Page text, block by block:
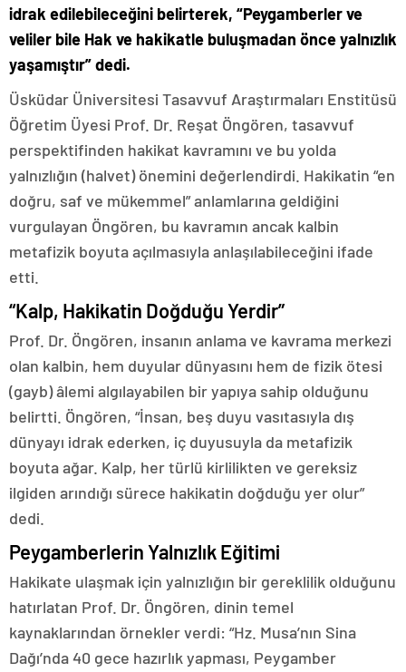
idrak edilebileceğini belirterek, “Peygamberler ve
veliler bile Hak ve hakikatle buluşmadan önce yalnızlık
yaşamıştır” dedi.
Üsküdar Üniversitesi Tasavvuf Araştırmaları Enstitüsü
Öğretim Üyesi Prof. Dr. Reşat Öngören, tasavvuf
perspektifinden hakikat kavramını ve bu yolda
yalnızlığın (halvet) önemini değerlendirdi. Hakikatin “en
doğru, saf ve mükemmel” anlamlarına geldiğini
vurgulayan Öngören, bu kavramın ancak kalbin
metafizik boyuta açılmasıyla anlaşılabileceğini ifade
etti.
“Kalp, Hakikatin Doğduğu Yerdir”
Prof. Dr. Öngören, insanın anlama ve kavrama merkezi
olan kalbin, hem duyular dünyasını hem de fizik ötesi
(gayb) âlemi algılayabilen bir yapıya sahip olduğunu
belirtti. Öngören, “İnsan, beş duyu vasıtasıyla dış
dünyayı idrak ederken, iç duyusuyla da metafizik
boyuta ağar. Kalp, her türlü kirlilikten ve gereksiz
ilgiden arındığı sürece hakikatin doğduğu yer olur”
dedi.
Peygamberlerin Yalnızlık Eğitimi
Hakikate ulaşmak için yalnızlığın bir gereklilik olduğunu
hatırlatan Prof. Dr. Öngören, dinin temel
kaynaklarından örnekler verdi: “Hz. Musa’nın Sina
Dağı’nda 40 gece hazırlık yapması, Peygamber